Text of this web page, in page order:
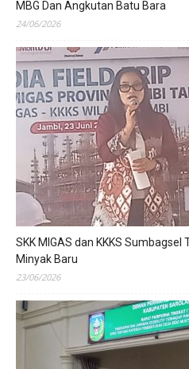
MBG Dan Angkutan Batu Bara
24/06/2026
SKK MIGAS dan KKKS
Minyak Baru
23/06/2026